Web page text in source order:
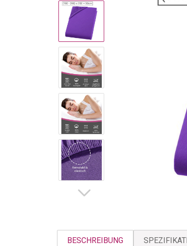
BESCHREIBUNG